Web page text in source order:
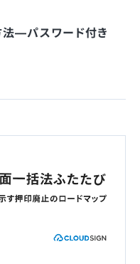
—パスワード付き